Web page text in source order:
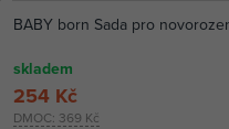
BABY born Sada pro
skladem
DMOC: 369 Kč
254 Kč